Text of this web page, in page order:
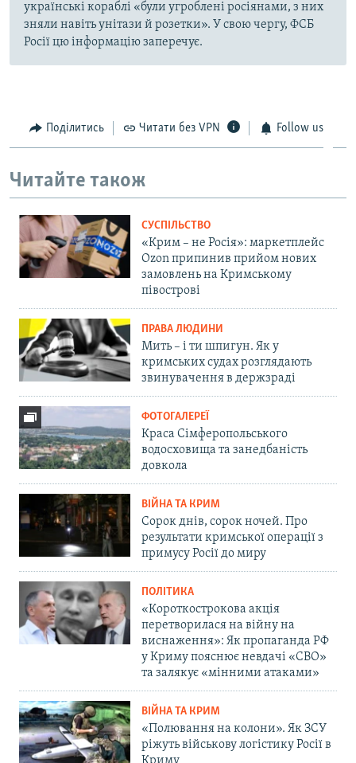
українські кораблі «були угроблені росіянами, з них
зняли навіть унітази й розетки». У свою чергу, ФСБ
Росії цю інформацію заперечує.
Поділитись Читати без VPN Follow us
Читайте також
СУСПІЛЬСТВО
«Крим – не Росія»: маркетплейс
Ozon припинив прийом нових
замовлень на Кримському
півострові
ПРАВА ЛЮДИНИ
Мить – і ти шпигун. Як у
кримських судах розглядають
звинувачення в держзраді
ФОТОГАЛЕРЕЇ
Краса Сімферопольського
водосховища та занедбаність
довкола
ВІЙНА ТА КРИМ
Сорок днів, сорок ночей. Про
результати кримської операції з
примусу Росії до миру
ПОЛІТИКА
«Короткострокова акція
перетворилася на війну на
виснаження»: Як пропаганда РФ
у Криму пояснює невдачі «СВО»
та залякує «мінними атаками»
ВІЙНА ТА КРИМ
«Полювання на колони». Як ЗСУ
ріжуть військову логістику Росії в